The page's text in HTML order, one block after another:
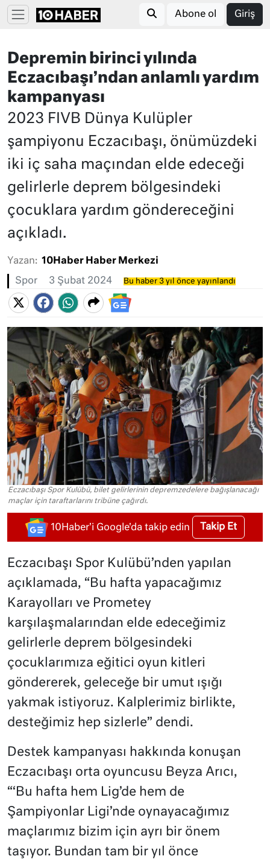
Abone ol Giriş
Depremin birinci yılında
Eczacıbaşı’ndan anlamlı yardım
kampanyası
2023 FIVB Dünya Kulüpler
şampiyonu Eczacıbaşı, önümüzdeki
iki iç saha maçından elde edeceği
gelirlerle deprem bölgesindeki
çocuklara yardım göndereceğini
açıkladı.
Yazan: 10Haber Haber Merkezi
Spor 3 Şubat 2024 Bu haber 3 yıl önce yayınlandı
Eczacıbaşı Spor Kulübü, bilet gelirlerinin depremzedelere bağışlanacağı
maçlar için taraftarlarını tribüne çağırdı.
10Haber'i Google'da takip edin Takip Et
Eczacıbaşı Spor Kulübü’nden yapılan
açıklamada, “Bu hafta yapacağımız
Karayolları ve Prometey
karşılaşmalarından elde edeceğimiz
gelirlerle deprem bölgesindeki
çocuklarımıza eğitici oyun kitleri
göndererek, geleceğe bir umut ışığı
yakmak istiyoruz. Kalplerimiz birlikte,
desteğimiz hep sizlerle” dendi.
Destek kampanyası hakkında konuşan
Eczacıbaşı orta oyuncusu Beyza Arıcı,
“‘Bu hafta hem Lig’de hem de
Şampiyonlar Ligi’nde oynayacağımız
maçlarımız bizim için ayrı bir önem
taşıyor. Bundan tam bir yıl önce